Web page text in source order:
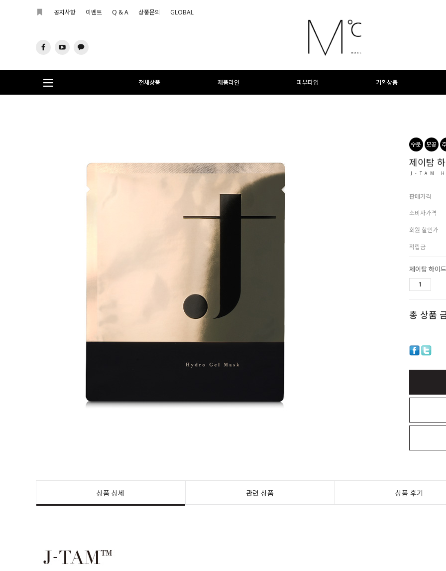
공지사항 이벤트 Q & A 상품문의 GLOBAL
전체상품 제품라인 피부타입 기획상품
제이탐
J-TAM
판매가격
소비자가격
회원 할인가
적립금
제이탐 하이
총 상품
상품 상세 관련 상품 상품 후기